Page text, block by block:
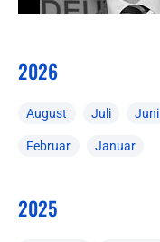
2026
August Juli Juni
Februar Januar
2025